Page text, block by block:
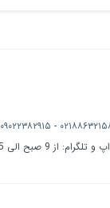
- ۰۹۰۲۲۳۸۲۹۱۵
9 صبح الی 5 عصر